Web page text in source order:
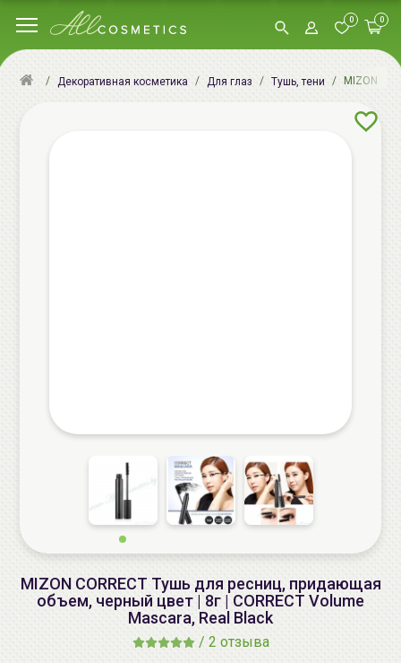
0 0
Декоративная косметика Для глаз Тушь, тени MIZON
MIZON CORRECT Тушь для ресниц, придающая
объем, черный цвет | 8г | CORRECT Volume
Mascara, Real Black
/ 2 отзыва